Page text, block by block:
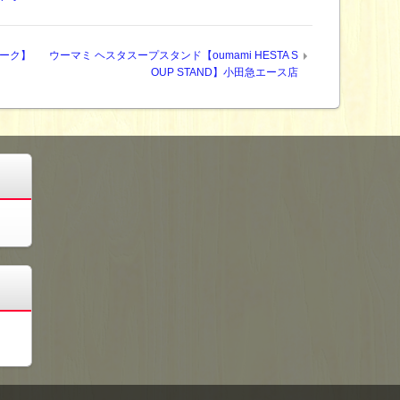
ク】
ウーマミ ヘスタスープスタンド【oumami HESTA S
OUP STAND】小田急エース店